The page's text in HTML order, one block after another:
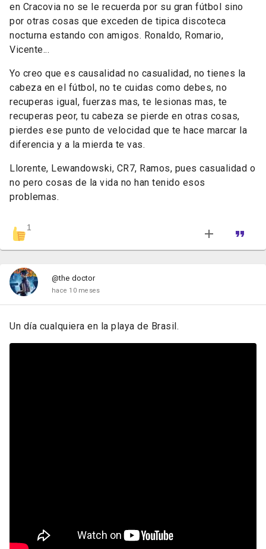
en Cracovia no se le recuerda por su gran fútbol sino
por otras cosas que exceden de tipica discoteca
nocturna estando con amigos. Ronaldo, Romario,
Vicente...
Yo creo que es causalidad no casualidad, no tienes la
cabeza en el fútbol, no te cuidas como debes, no
recuperas igual, fuerzas mas, te lesionas mas, te
recuperas peor, tu cabeza se pierde en otras cosas,
pierdes ese punto de velocidad que te hace marcar la
diferencia y a la mierda te vas.
Llorente, Lewandowski, CR7, Ramos, pues casualidad o
no pero cosas de la vida no han tenido esos
problemas.
1
@the doctor
hace 10 meses
Un día cualquiera en la playa de Brasil.